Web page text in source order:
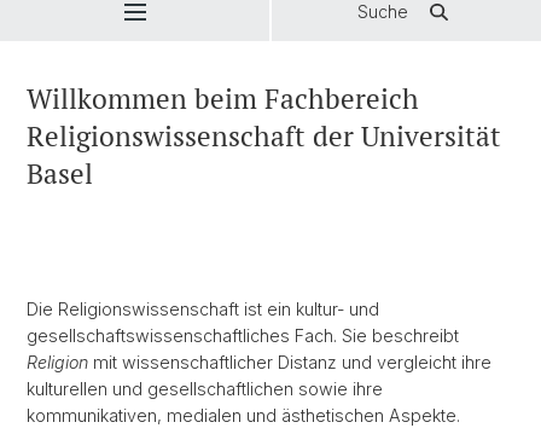
Suche
Willkommen beim Fachbereich
Religionswissenschaft der Universität
Basel
Die Religionswissenschaft ist ein kultur- und
gesellschaftswissenschaftliches Fach. Sie beschreibt
Religion mit wissenschaftlicher Distanz und vergleicht ihre
kulturellen und gesellschaftlichen sowie ihre
kommunikativen, medialen und ästhetischen Aspekte.